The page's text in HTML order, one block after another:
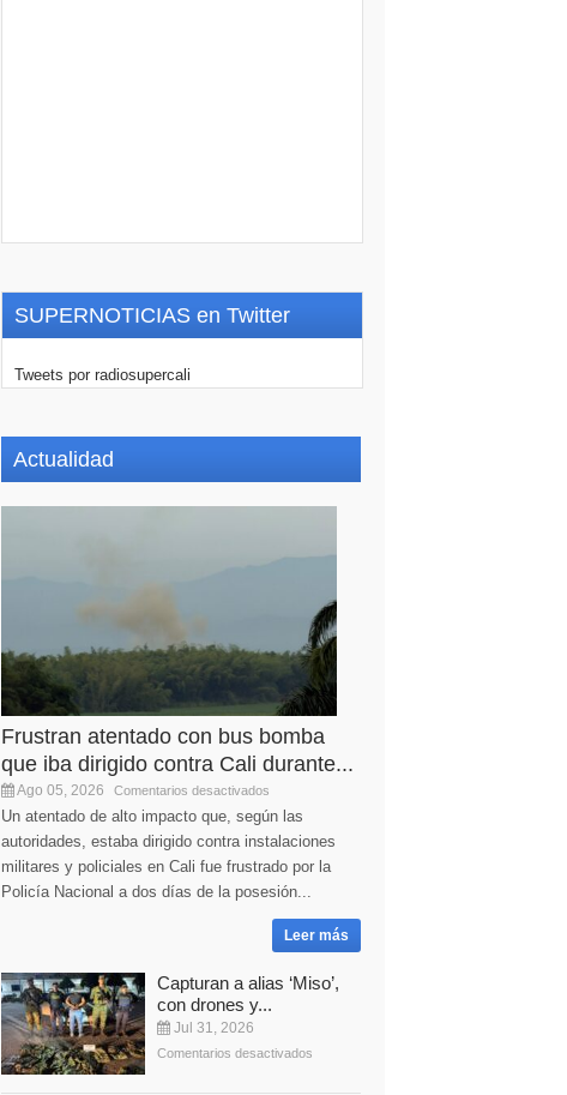
SUPERNOTICIAS en Twitter
Tweets por radiosupercali
Actualidad
Frustran atentado con bus bomba
que iba dirigido contra Cali durante...
Ago 05, 2026 Comentarios desactivados
Un atentado de alto impacto que, según las
autoridades, estaba dirigido contra instalaciones
militares y policiales en Cali fue frustrado por la
Policía Nacional a dos días de la posesión...
Leer más
Capturan a alias ‘Miso’,
con drones y...
Jul 31, 2026
Comentarios desactivados